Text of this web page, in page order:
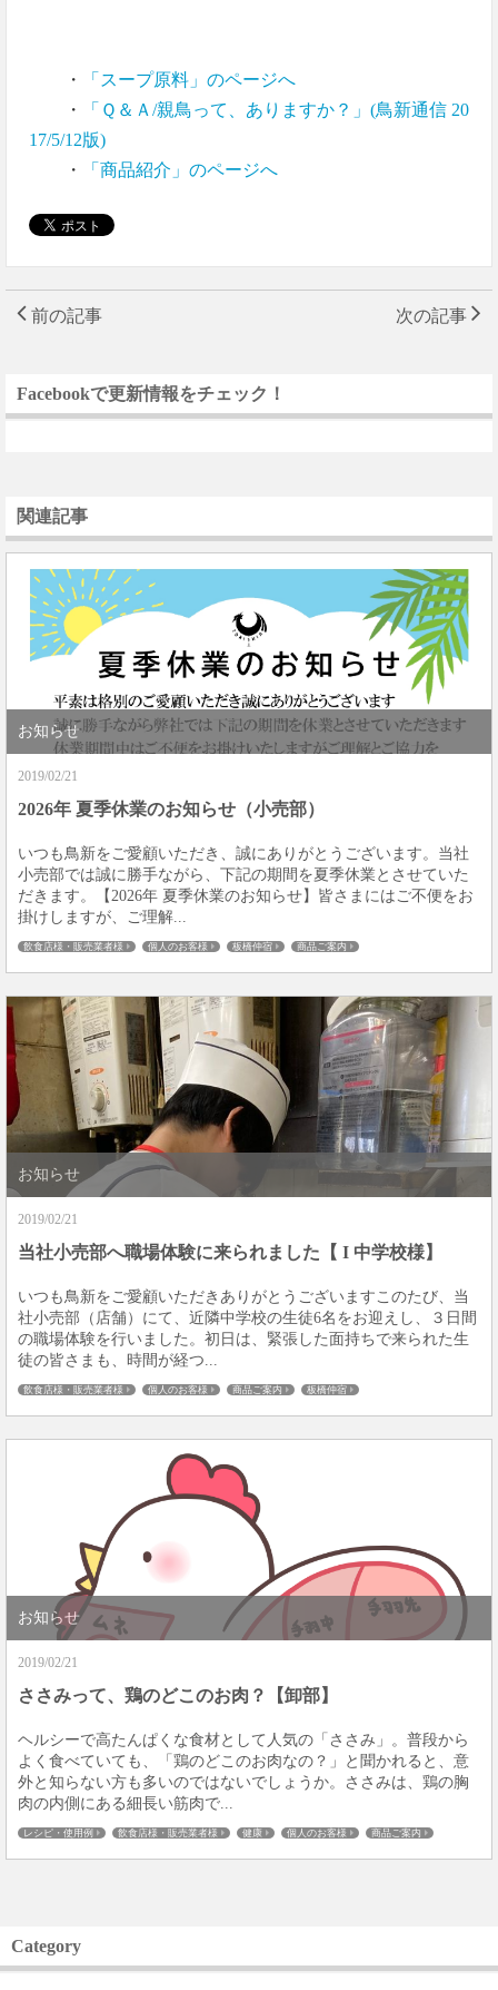
・
「スープ原料」のページへ
・
「Ｑ＆Ａ/親鳥って、ありますか？」(鳥新通信 20
17/5/12版)
・
「商品紹介」のページへ
前の記事 次の記事
Facebookで更新情報をチェック！
関連記事
お知らせ
2019/02/21
2026年 夏季休業のお知らせ（小売部）
いつも鳥新をご愛顧いただき、誠にありがとうございます。当社
小売部では誠に勝手ながら、下記の期間を夏季休業とさせていた
だきます。【2026年 夏季休業のお知らせ】皆さまにはご不便をお
掛けしますが、ご理解...
飲食店様・販売業者様 個人のお客様 板橋仲宿 商品ご案内
お知らせ
2019/02/21
当社小売部へ職場体験に来られました【 I 中学校様】
いつも鳥新をご愛顧いただきありがとうございますこのたび、当
社小売部（店舗）にて、近隣中学校の生徒6名をお迎えし、３日間
の職場体験を行いました。初日は、緊張した面持ちで来られた生
徒の皆さまも、時間が経つ...
飲食店様・販売業者様 個人のお客様 商品ご案内 板橋仲宿
お知らせ
2019/02/21
ささみって、鶏のどこのお肉？【卸部】
ヘルシーで高たんぱくな食材として人気の「ささみ」。普段から
よく食べていても、「鶏のどこのお肉なの？」と聞かれると、意
外と知らない方も多いのではないでしょうか。ささみは、鶏の胸
肉の内側にある細長い筋肉で...
レシピ・使用例 飲食店様・販売業者様 健康 個人のお客様
商品ご案内
Category